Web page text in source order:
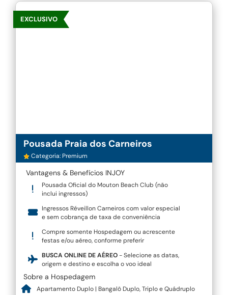
EXCLUSIVO
Pousada Praia dos Carneiros
Categoria: Premium
Vantagens & Benefícios INJOY
Pousada Oficial do Mouton Beach Club (não
inclui ingressos)
Ingressos Réveillon Carneiros com valor especial
e sem cobrança de taxa de conveniência
Compre somente Hospedagem ou acrescente
festas e/ou aéreo, conforme preferir
BUSCA ONLINE DE AÉREO- Selecione as datas,
origem e destino e escolha o voo ideal
Sobre a Hospedagem
Apartamento Duplo | Bangalô Duplo, Triplo e Quádruplo